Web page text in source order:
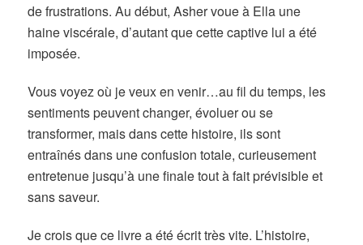
de frustrations. Au début, Asher voue à Ella une
haine viscérale, d’autant que cette captive lui a été
imposée.
Vous voyez où je veux en venir…au fil du temps, les
sentiments peuvent changer, évoluer ou se
transformer, mais dans cette histoire, ils sont
entraînés dans une confusion totale, curieusement
entretenue jusqu’à une finale tout à fait prévisible et
sans saveur.
Je crois que ce livre a été écrit très vite. L’histoire,